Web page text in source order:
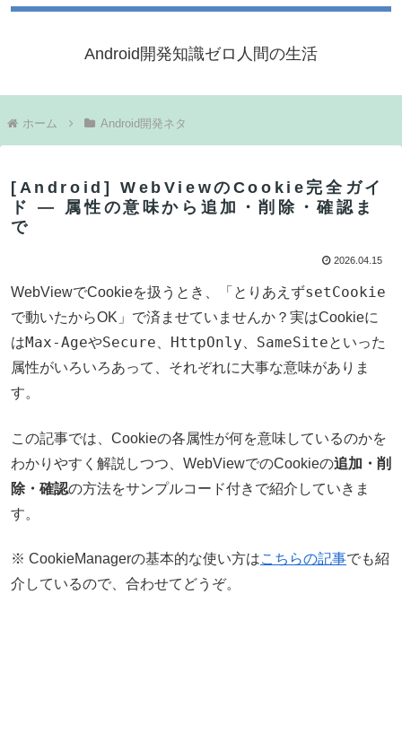
Android開発知識ゼロ人間の生活
ホーム Android開発ネタ
[Android] WebViewのCookie完全ガイ
ド — 属性の意味から追加・削除・確認ま
で
2026.04.15
WebViewでCookieを扱うとき、「とりあえずsetCookie
で動いたからOK」で済ませていませんか？実はCookieに
はMax-AgeやSecure HttpOnly SameSiteといった
属性がいろいろあって、それぞれに大事な意味がありま
す。
この記事では、Cookieの各属性が何を意味しているのかを
わかりやすく解説しつつ、WebViewでのCookieの追加・削
除・確認の方法をサンプルコード付きで紹介していきま
す。
※ CookieManagerの基本的な使い方はこちらの記事でも紹
介しているので、合わせてどうぞ。